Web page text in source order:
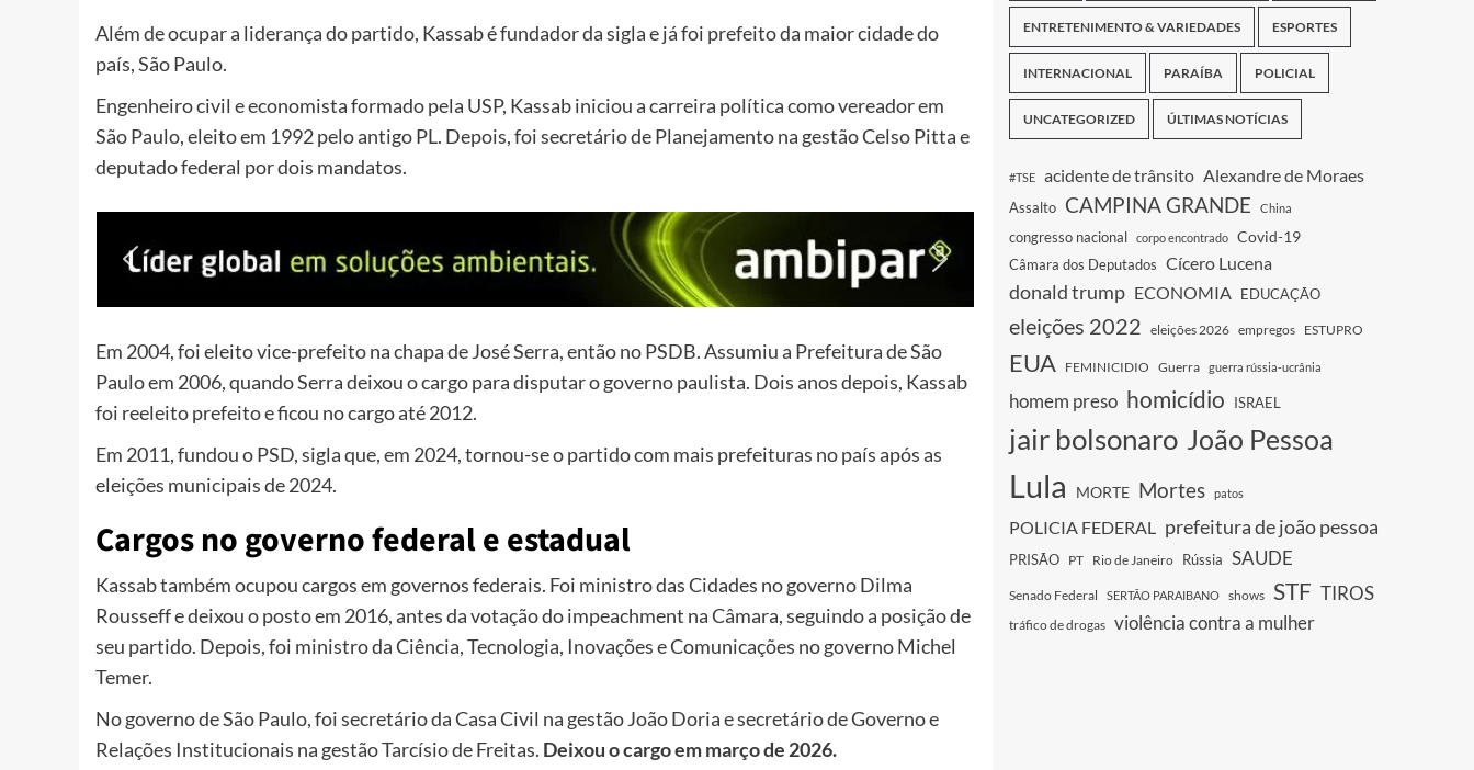
Além de ocupar a liderança do partido, Kassab é fundador da sigla e já foi prefeito da maior cidade do
país, São Paulo.
Engenheiro civil e economista formado pela USP, Kassab iniciou a carreira política como vereador em
São Paulo, eleito em 1992 pelo antigo PL. Depois, foi secretário de Planejamento na gestão Celso Pitta e
deputado federal por dois mandatos.
Em 2004, foi eleito vice-prefeito na chapa de José Serra, então no PSDB.Assumiu a Prefeitura de São
Paulo em 2006, quando Serra deixou o cargo para disputar o governo paulista. Dois anos depois, Kassab
foi reeleito prefeito e ficou no cargo até 2012.
Em 2011, fundou o PSD, sigla que, em 2024, tornou-se o partido com mais prefeituras no país após as
eleições municipais de 2024.
Cargos no governo federal e estadual
Kassab também ocupou cargos em governos federais. Foi ministro das Cidades no governo Dilma
Rousseff e deixou o posto em 2016, antes da votação do impeachment na Câmara, seguindo a posição de
seu partido. Depois, foi ministro da Ciência, Tecnologia, Inovações e Comunicações no governo Michel
Temer.
No governo de São Paulo, foi secretário da Casa Civil na gestão João Doria e secretário de Governo e
Relações Institucionais na gestão Tarcísio de Freitas. Deixou o cargo em março de 2026.
ENTRETENIMENTO & VARIEDADES ESPORTES
INTERNACIONAL PARAÍBA POLICIAL
UNCATEGORIZED ÚLTIMAS NOTÍCIAS
#TSE acidente de trânsito Alexandre de Moraes
Assalto CAMPINA GRANDE China
congresso nacional corpo encontrado Covid-19
Câmara dos Deputados Cícero Lucena
donald trump ECONOMIA EDUCAÇÃO
eleições 2022 eleições 2026 empregos ESTUPRO
EUA FEMINICIDIO Guerra guerra rússia-ucrânia
homem preso homicídio ISRAEL
jair bolsonaro João Pessoa
Lula MORTE Mortes patos
POLICIA FEDERAL prefeitura de joão pessoa
PRISÃO PT Rio de Janeiro Rússia SAUDE
Senado Federal SERTÃO PARAIBANO shows STF TIROS
tráfico de drogas violência contra a mulher